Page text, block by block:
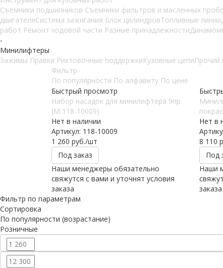
Съемники подшипников Съемники фильтров и масленных
двигателяСистема зажигания Блок цилиндровТопливные
работ Ремонт ходовой части Разные принадлежности
-
Минилифтеры
Зажимы Правки Рихтовочные поддержкиКузовные цепиПрочий
Фильтр
По популярности По алфавиту По цене
Быстрый просмотр
Набор насадок для минилифтера 9пр.
(М 118-10009)
Нет в наличии
Артикул: 118-10009
1 260 руб./шт
Под заказ
Наши менеджеры обязательно
свяжутся с вами и уточнят условия
заказа
Нет в
8 110
Под
Наши
заказа
Фильтр по параметрам
Сортировка
По популярности (возрастание)
Розничные